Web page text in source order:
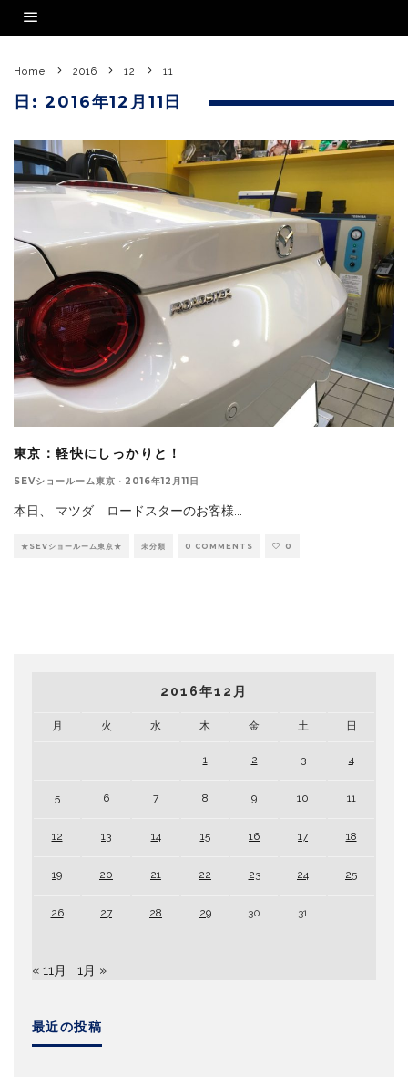
Home 2016 12 11
日:2016年12月11日
東京：軽快にしっかりと！
SEVショールーム東京 · 2016年12月11日
本日、 マツダ ロードスターのお客様
★SEVショールーム東京★ 未分類 0 COMMENTS 0
2016年12月
月 火 水 木 金 土 日
1 2 3 4
5 6 7 8 9 10 11
12 13 14 15 16 17 18
19 20 21 22 23 24 25
26 27 28 29 30 31
« 11月 1月 »
最近の投稿